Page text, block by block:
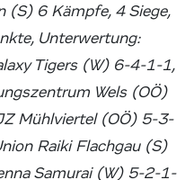
(S) 6 Kämpfe, 4 Siege,
Unterwertung:
Tigers (W) 6-4-1-1,
Wels (OÖ)
Mühlviertel (OÖ) 5-3-
Raiki Flachgau (S)
Samurai (W) 5-2-1-